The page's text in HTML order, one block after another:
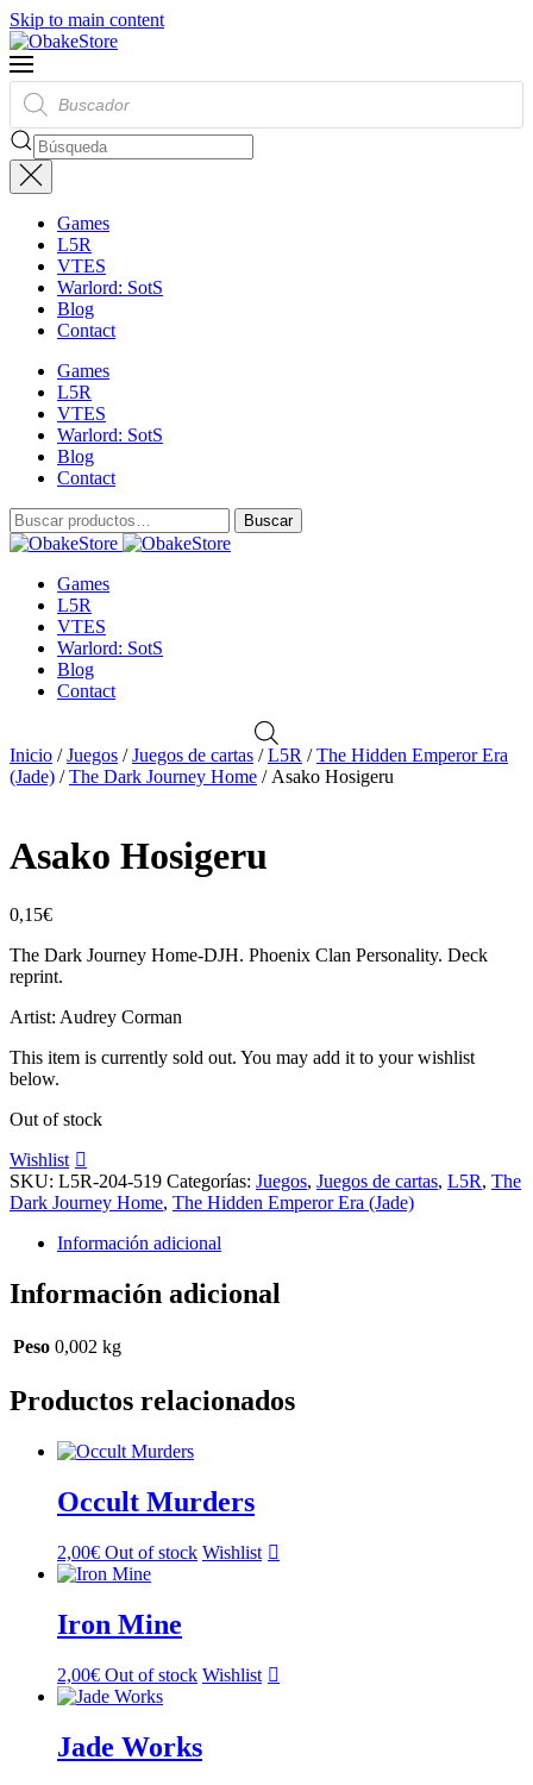
Skip to main content
Búsqueda
de
productos
Games
L5R
VTES
Warlord: SotS
Blog
Contact
Games
L5R
VTES
Warlord: SotS
Blog
Contact
Buscar
por:
Buscar
Games
L5R
VTES
Warlord: SotS
Blog
Contact
Inicio /Juegos /Juegos de cartas /L5R /The Hidden Emperor Era
(Jade) /The Dark Journey Home / Asako Hosigeru
Asako Hosigeru
0,15€
The Dark Journey Home-DJH. Phoenix Clan Personality. Deck
reprint.
Artist: Audrey Corman
This item is currently sold out. You may add it to your wishlist
below.
Out of stock
Wishlist
SKU: L5R-204-519 Categorías: Juegos, Juegos de cartas, L5R, The
Dark Journey Home, The Hidden Emperor Era (Jade)
Información adicional
Información adicional
Peso 0,002 kg
Productos relacionados
Occult Murders
2,00€ Out of stock Wishlist
Iron Mine
2,00€ Out of stock Wishlist
Jade Works